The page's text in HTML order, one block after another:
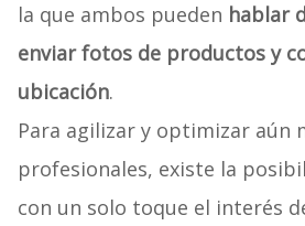
la que ambos pueden hablar
enviar fotos de productos y
ubicación.
Para agilizar y optimizar aún
profesionales, existe la
con un solo toque el interés